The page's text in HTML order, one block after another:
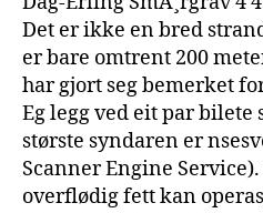
Det er ikke en bred
er bare omtrent 200
har gjort seg bemerket
Eg legg ved eit par bilete
største syndaren er
Scanner Engine
overflødig fett kan